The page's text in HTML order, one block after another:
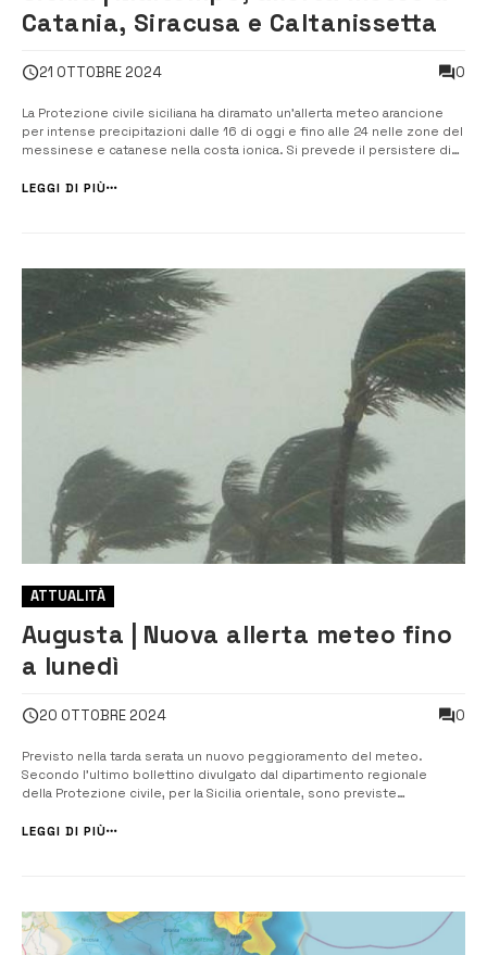
Catania, Siracusa e Caltanissetta
21 OTTOBRE 2024 0
La Protezione civile siciliana ha diramato un’allerta meteo arancione
per intense precipitazioni dalle 16 di oggi e fino alle 24 nelle zone del
messinese e catanese nella costa ionica. Si prevede il persistere di
particolare nelle zone del messinese e catanese nella zona...
LEGGI DI PIÙ
ATTUALITÀ
Augusta | Nuova allerta meteo fino
a lunedì
20 OTTOBRE 2024 0
Previsto nella tarda serata un nuovo peggioramento del meteo.
Secondo l’ultimo bollettino divulgato dal dipartimento regionale
della Protezione civile, per la Sicilia orientale, sono previste
temporale, su Sicilia orientale, con quantitativi cumulati moderati,
LEGGI DI PIÙ